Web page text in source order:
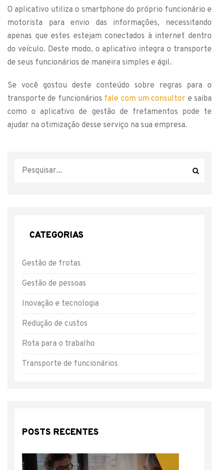
O aplicativo utiliza o smartphone do próprio funcionário e
motorista para envio das informações, necessitando
apenas que estes estejam conectados à internet dentro
do veículo. Deste modo, o aplicativo integra o transporte
de seus funcionários de maneira simples e ágil.
Se você gostou deste conteúdo sobre regras para o
transporte de funcionários fale com um consultor e saiba
como o aplicativo de gestão de fretamentos pode te
ajudar na otimização desse serviço na sua empresa.
CATEGORIAS
Gestão de frotas
Gestão de pessoas
Inovação e tecnologia
Redução de custos
Rota para o trabalho
Transporte de funcionários
POSTS RECENTES